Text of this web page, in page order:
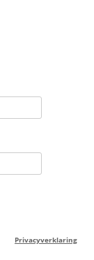
Privacyverklaring